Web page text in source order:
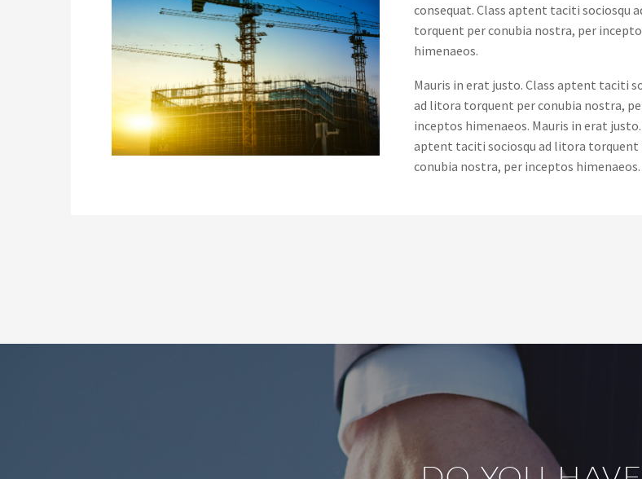
consequat. Class aptent taciti sociosqu
torquent per conubia nostra, per
himenaeos.
Mauris in erat justo. Class aptent taciti
ad litora torquent per conubia nostra,
inceptos himenaeos. Mauris in erat justo.
aptent taciti sociosqu ad litora torquent
conubia nostra, per inceptos himenaeos.